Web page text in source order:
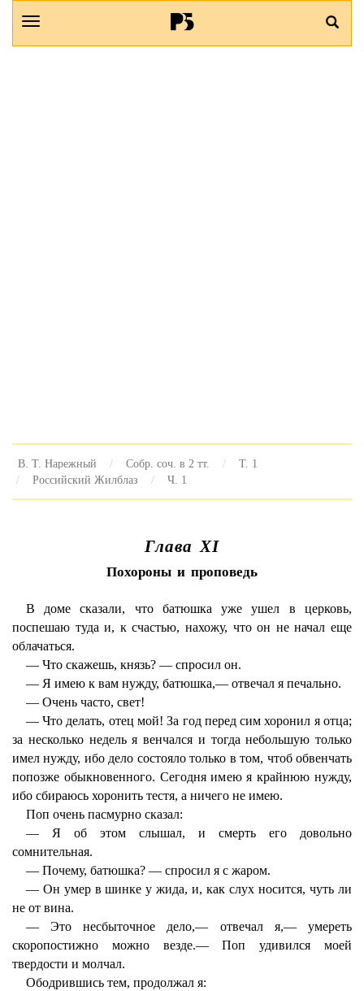
В. Т. Нарежный Собр. соч. в 2 тт.
Т. 1
Российский Жилблаз
Ч. 1
Глава XI
Похороны и проповедь
В доме сказали, что батюшка уже ушел в церковь,
поспешаю туда и, к счастью, нахожу, что он не начал еще
облачаться.
— Что скажешь, князь? — спросил он.
— Я имею к вам нужду, батюшка,— отвечал я печально.
— Очень часто, свет!
— Что делать, отец мой! За год перед сим хоронил я отца;
за несколько недель я венчался и тогда небольшую только
имел нужду, ибо дело состояло только в том, чтоб обвенчать
попозже обыкновенного. Сегодня имею я крайнюю нужду,
ибо сбираюсь хоронить тестя, а ничего не имею.
Поп очень пасмурно сказал:
— Я об этом слышал, и смерть его довольно
сомнительная.
— Почему, батюшка? — спросил я с жаром.
— Он умер в шинке у жида, и, как слух носится, чуть ли
не от вина.
— Это несбыточное дело,— отвечал я,— умереть
скоропостижно можно везде.— Поп удивился моей
твердости и молчал.
Ободрившись тем, продолжал я: